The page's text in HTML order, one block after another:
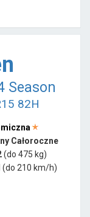
Season
82H
Całoroczne
(do 475 kg)
(do 210 km/h)